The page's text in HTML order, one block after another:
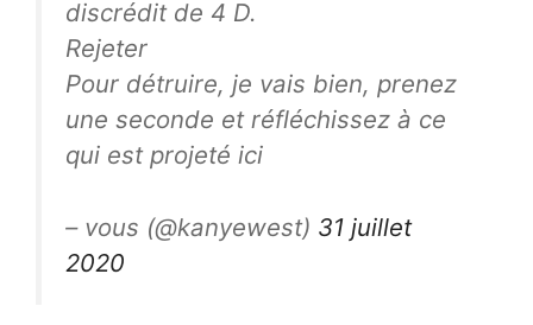
discrédit de 4 D.
Rejeter
Pour détruire, je vais bien, prenez
une seconde et réfléchissez à ce
qui est projeté ici
– vous (@kanyewest) 31 juillet
2020